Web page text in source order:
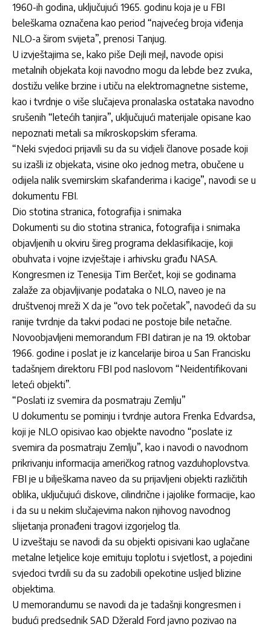
1960-ih godina, uključujući 1965. godinu koja je u FBI
beleškama označena kao period “najvećeg broja viđenja
NLO-a širom svijeta”, prenosi Tanjug.
U izvještajima se, kako piše Dejli mejl, navode opisi
metalnih objekata koji navodno mogu da lebde bez zvuka,
dostižu velike brzine i utiču na elektromagnetne sisteme,
kao i tvrdnje o više slučajeva pronalaska ostataka navodno
srušenih “letećih tanjira”, uključujući materijale opisane kao
nepoznati metali sa mikroskopskim sferama.
“Neki svjedoci prijavili su da su vidjeli članove posade koji
su izašli iz objekata, visine oko jednog metra, obučene u
odijela nalik svemirskim skafanderima i kacige”, navodi se u
dokumentu FBI.
Dio stotina stranica, fotografija i snimaka
Dokumenti su dio stotina stranica, fotografija i snimaka
objavljenih u okviru šireg programa deklasifikacije, koji
obuhvata i vojne izvještaje i arhivsku građu NASA.
Kongresmen iz Tenesija Tim Berčet, koji se godinama
zalaže za objavljivanje podataka o NLO, naveo je na
društvenoj mreži X da je “ovo tek početak”, navodeći da su
ranije tvrdnje da takvi podaci ne postoje bile netačne.
Novoobjavljeni memorandum FBI datiran je na 19. oktobar
1966. godine i poslat je iz kancelarije biroa u San Francisku
tadašnjem direktoru FBI pod naslovom “Neidentifikovani
leteći objekti”.
“Poslati iz svemira da posmatraju Zemlju”
U dokumentu se pominju i tvrdnje autora Frenka Edvardsa,
koji je NLO opisivao kao objekte navodno “poslate iz
svemira da posmatraju Zemlju”, kao i navodi o navodnom
prikrivanju informacija američkog ratnog vazduhoplovstva.
FBI je u bilješkama naveo da su prijavljeni objekti različitih
oblika, uključujući diskove, cilindrične i jajolike formacije, kao
i da su u nekim slučajevima nakon njihovog navodnog
slijetanja pronađeni tragovi izgorjelog tla.
U izveštaju se navodi da su objekti opisivani kao uglačane
metalne letjelice koje emituju toplotu i svjetlost, a pojedini
svjedoci tvrdili su da su zadobili opekotine usljed blizine
objektima.
U memorandumu se navodi da je tadašnji kongresmen i
budući predsednik SAD Džerald Ford javno pozivao na